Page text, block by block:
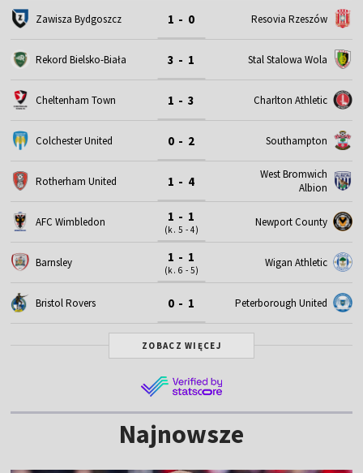
Zawisza Bydgoszcz 1 - 0 Resovia Rzeszów
Rekord Bielsko-Biała 3 - 1 Stal Stalowa Wola
Cheltenham Town 1 - 3 Charlton Athletic
Colchester United 0 - 2 Southampton
Rotherham United 1 - 4
West Bromwich
Albion
AFC Wimbledon 1 - 1
(k. 5 - 4)
Newport County
Barnsley 1 - 1
(k. 6 - 5)
Wigan Athletic
Bristol Rovers 0 - 1 Peterborough United
ZOBACZ WIĘCEJ
Najnowsze